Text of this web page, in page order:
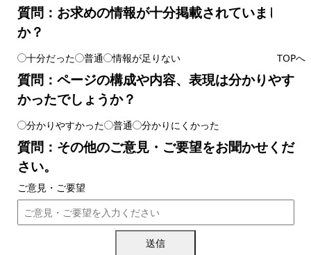
TOPへ
質問：お求めの情報が十分掲載されていました
か？
十分だった 普通 情報が足りない
質問：ページの構成や内容、表現は分かりやす
かったでしょうか？
分かりやすかった 普通 分かりにくかった
質問：その他のご意見・ご要望をお聞かせくだ
さい。
ご意見・ご要望
送信